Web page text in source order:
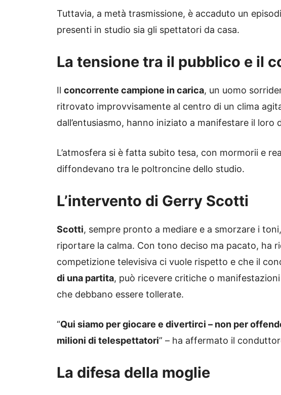
Tuttavia, a metà trasmissione, è accaduto un
presenti in studio sia gli spettatori da casa.
La tensione tra il pubblico e il
Il concorrente campione in carica, un uomo
ritrovato improvvisamente al centro di un clima
dall’entusiasmo, hanno iniziato a manifestare il
L’atmosfera si è fatta subito tesa, con mormorii e
diffondevano tra le poltroncine dello studio.
L’intervento di Gerry Scotti
Scotti, sempre pronto a mediare e a smorzare i
riportare la calma. Con tono deciso ma pacato, ha
competizione televisiva ci vuole rispetto e che il
di una partita, può ricevere critiche o
che debbano essere tollerate.
“Qui siamo per giocare e divertirci – non per
milioni di telespettatori” – ha affermato il
La difesa della moglie